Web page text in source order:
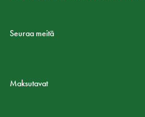
Seuraa meitä
Maksutavat